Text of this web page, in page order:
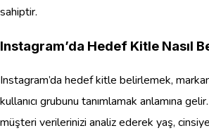
sahiptir.
Instagram’da Hedef Kitle Nasıl
Instagram’da hedef kitle belirlemek,
kullanıcı grubunu tanımlamak anlamına
müşteri verilerinizi analiz ederek yaş,